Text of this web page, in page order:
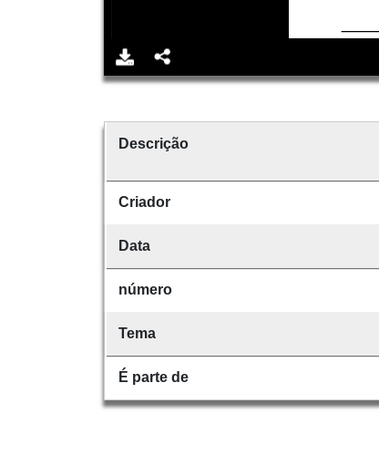
Descrição
Criador
Data
número
Tema
É parte de